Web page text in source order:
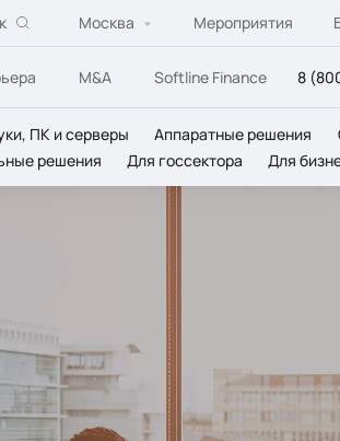
Москва Мероприятия
M&A Softline Finance 8
ПК и серверы Аппаратные решения
решения Для госсектора Для